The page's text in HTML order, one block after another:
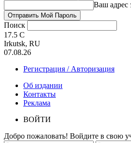
Ваш адрес
Поиск
17.5 C
Irkutsk, RU
07.08.26
Регистрация / Авторизация
Об издании
Контакты
Реклама
ВОЙТИ
Добро пожаловать! Войдите в свою